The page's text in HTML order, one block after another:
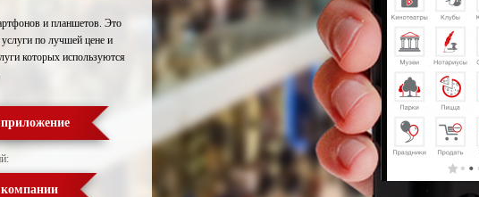
и планшетов. Это
по лучшей цене и
которых используются
компании